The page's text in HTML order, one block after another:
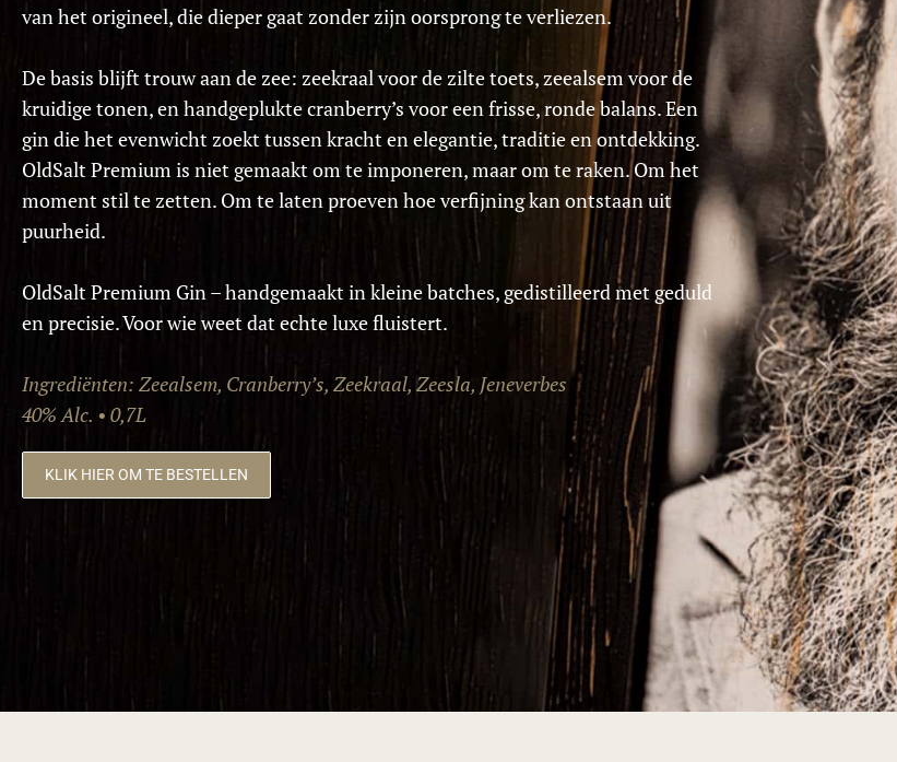
van het origineel, die dieper gaat zonder zijn oorsprong te verliezen.
De basis blijft trouw aan de zee: zeekraal voor de zilte toets,zeealsemvoor de
kruidigetonen, enhandgepluktecranberry’s voor een frisse, ronde balans.Een
gin die het evenwicht zoekt tussen kracht en elegantie, traditie en ontdekking.
OldSaltPremium is niet gemaakt om te imponeren, maar om te raken.Om het
moment stil te zetten. Om te laten proeven hoe verfijning kan ontstaan uit
puurheid.
OldSaltPremium Gin – handgemaakt in kleine batches, gedistilleerd met geduld
en precisie.Voor wie weet dat echte luxe fluistert.
Ingrediënten: Zeealsem, Cranberry’s, Zeekraal, Zeesla, Jeneverbes
40% Alc. • 0,7L
KLIK HIER OM TE BESTELLEN